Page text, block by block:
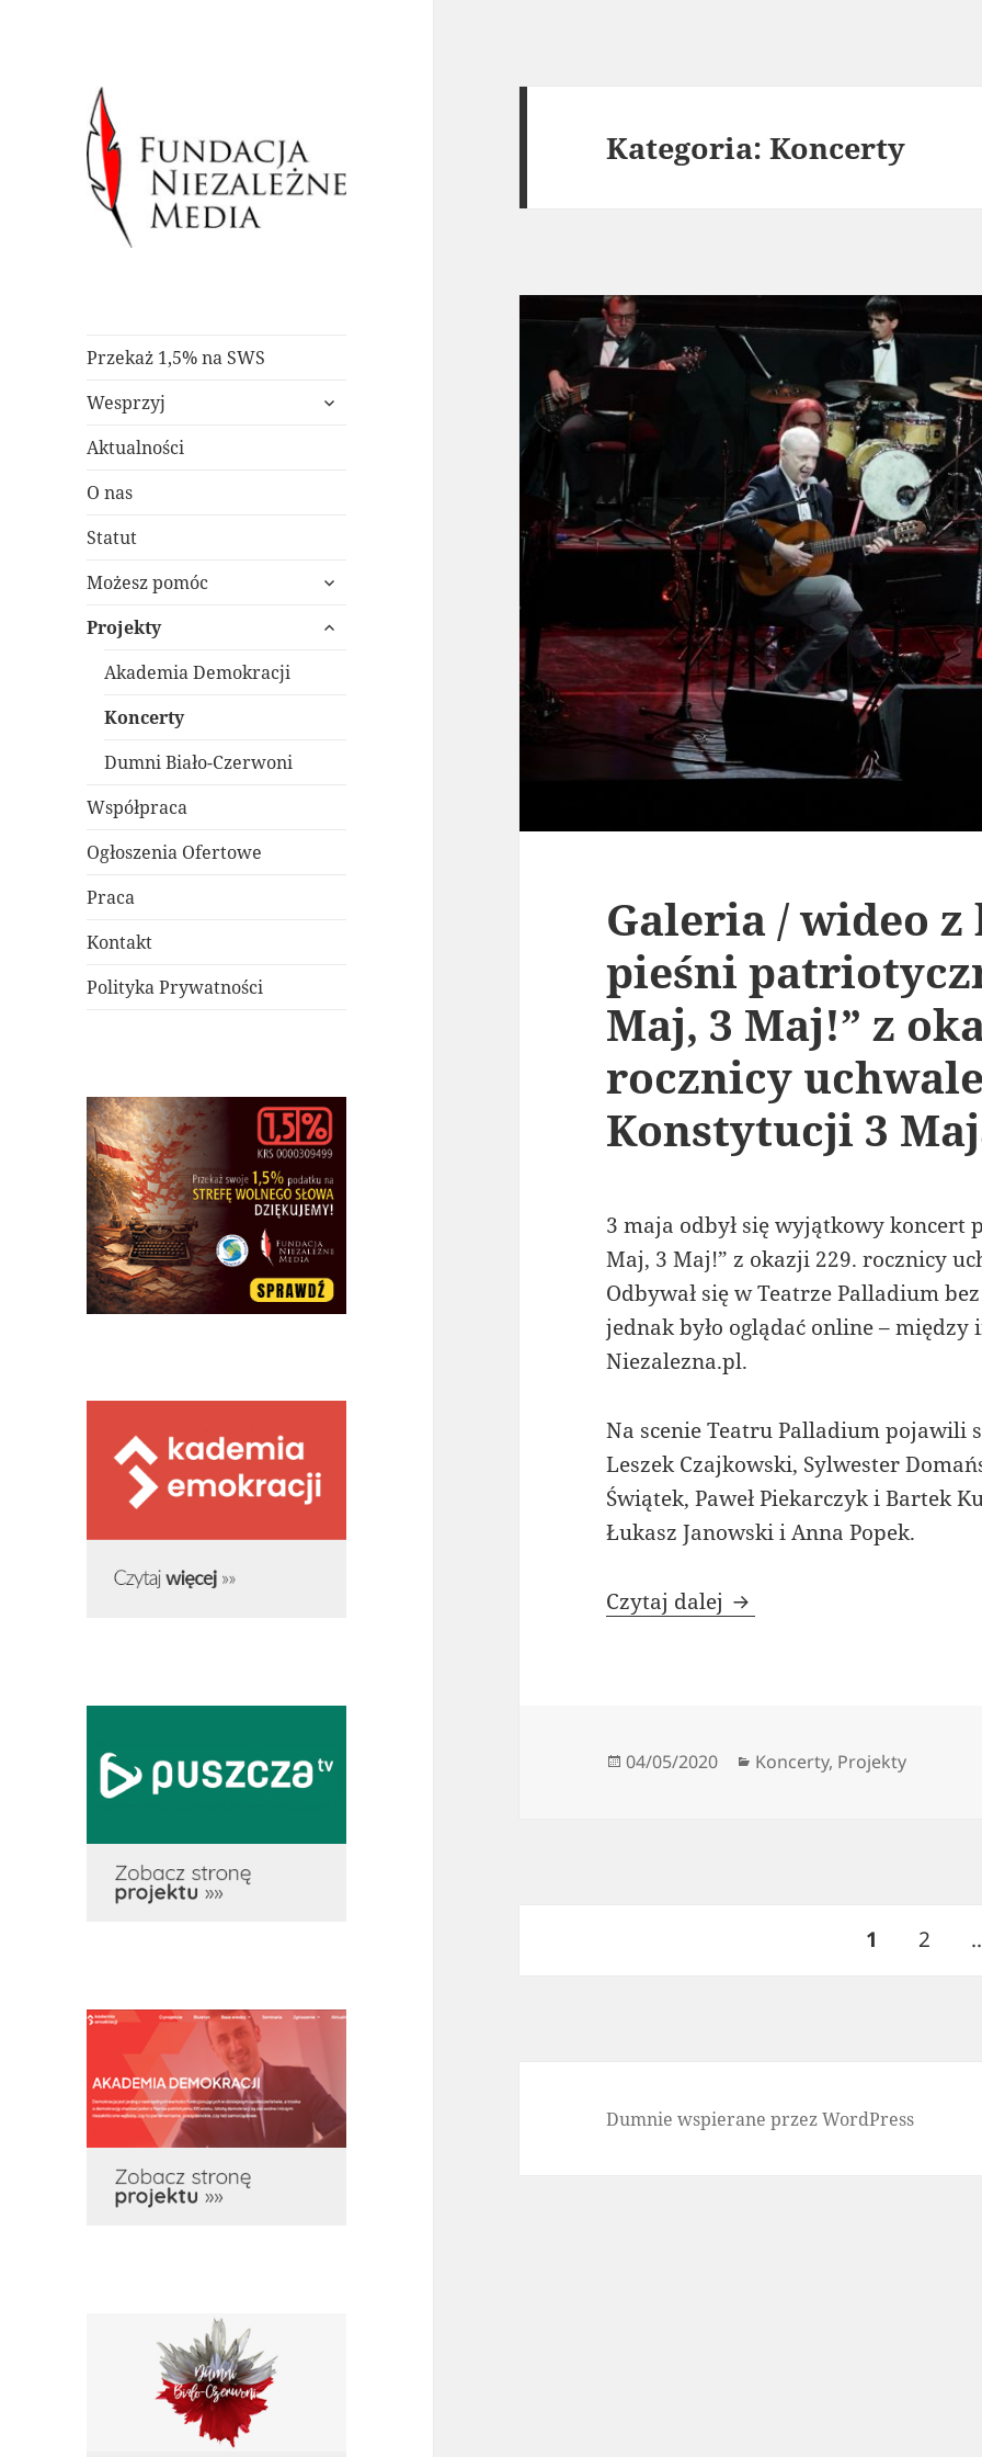
Przekaż 1,5% na SWS
Wesprzyj
rozwiń
Aktualności
O nas
Statut
Możesz pomóc
rozwiń
potomne
Projekty
rozwiń
Akademia Demokracji
Koncerty
Dumni Biało-Czerwoni
Współpraca
Ogłoszenia Ofertowe
Praca
Kontakt
Polityka Prywatności
Kategoria:Koncerty
Galeria / wideo
pieśni
Maj, 3 Maj!” z
rocznicy
Konstytucji 3
3 maja odbył się wyjątkowy koncert
Maj, 3 Maj!” z okazji 229. rocznicy
Odbywał się w Teatrze Palladium
jednak było oglądać online –
Niezalezna.pl.
Na scenie Teatru Palladium pojawili
Leszek Czajkowski, Sylwester
Świątek, Paweł Piekarczyk i Bartek
Łukasz Janowski i Anna Popek.
Czytaj dalej Galeria / wideo z
Data
04/05/2020 Kategorie
Koncerty, Projekty
STRONA
1 2
Dumnie wspierane przez WordPress